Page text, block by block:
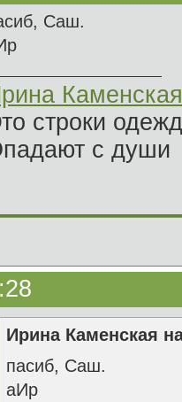
Саш.
Каменская
строки
с души
Ирина Каменская
пасиб, Саш.
аИр